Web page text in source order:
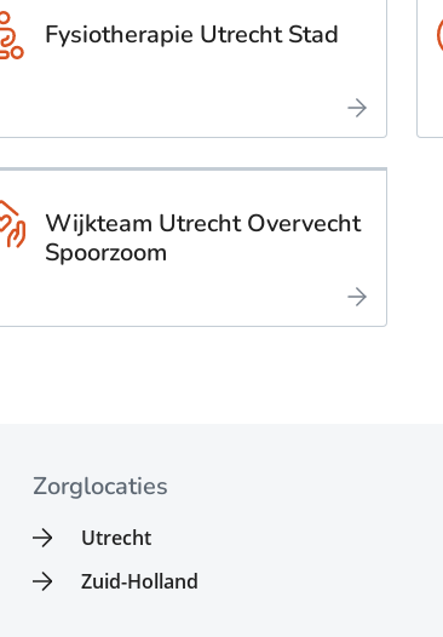
Fysiotherapie Utrecht Stad
Wijkteam Utrecht Overvecht
Spoorzoom
Zorglocaties
Utrecht
Zuid-Holland